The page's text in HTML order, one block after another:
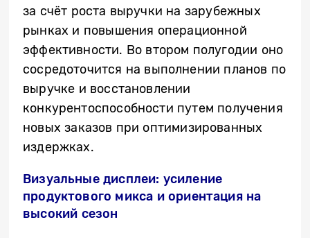
за счёт роста выручки на зарубежных
рынках и повышения операционной
эффективности. Во втором полугодии оно
сосредоточится на выполнении планов по
выручке и восстановлении
конкурентоспособности путем получения
новых заказов при оптимизированных
издержках.
Визуальные дисплеи: усиление
продуктового микса и ориентация на
высокий сезон